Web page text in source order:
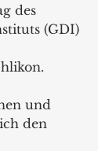
des
(GDI)
und
den